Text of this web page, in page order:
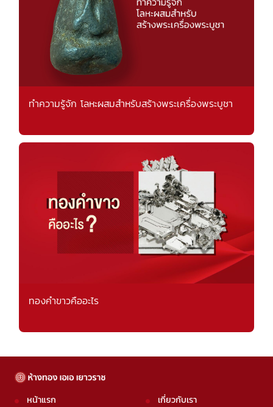
ทำความรู้จัก โลหะผสมสำหรับสร้างพระเครื่องพระบูชา
ทองคำขาวคืออะไร
หน้าแรก
เกี่ยวกับเรา